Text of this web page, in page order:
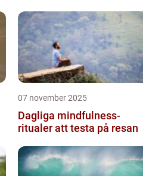
07 november 2025
Dagliga mindfulness-
ritualer att testa på resan